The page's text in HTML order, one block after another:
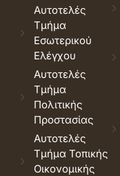
Αυτοτελές
Τμήμα
Εσωτερικού
Ελέγχου
Αυτοτελές
Τμήμα
Πολιτικής
Προστασίας
Αυτοτελές
Τμήμα Τοπικής
Οικονομικής